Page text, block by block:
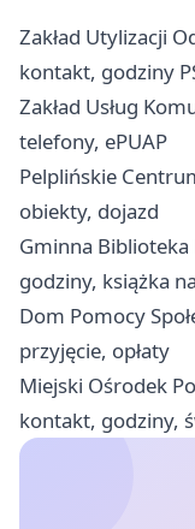
Zakład Utylizacji
kontakt, godziny
Zakład Usług
telefony, ePUAP
Pelplińskie
obiekty, dojazd
Gminna
godziny, książka
Dom Pomocy
przyjęcie, opłaty
Miejski Ośrodek
kontakt, godziny,